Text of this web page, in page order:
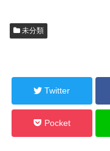
未分類
Twitter
Pocket